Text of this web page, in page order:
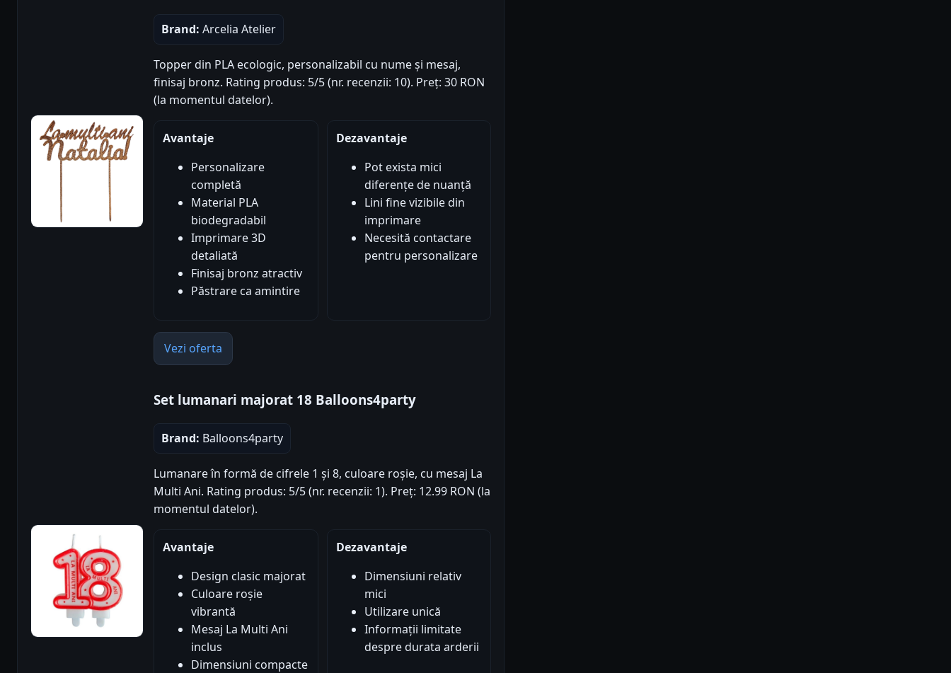
Brand: Arcelia Atelier
Topper din PLA ecologic, personalizabil cu nume și mesaj,
finisaj bronz. Rating produs: 5/5 (nr. recenzii: 10). Preț: 30 RON
(la momentul datelor).
Avantaje
Personalizare
completă
Material PLA
biodegradabil
Imprimare 3D
detaliată
Finisaj bronz atractiv
Păstrare ca amintire
Dezavantaje
Pot exista mici
diferențe de nuanță
Lini fine vizibile din
imprimare
Necesită contactare
pentru personalizare
Vezi oferta
Set lumanari majorat 18 Balloons4party
Brand: Balloons4party
Lumanare în formă de cifrele 1 și 8, culoare roșie, cu mesaj La
Multi Ani. Rating produs: 5/5 (nr. recenzii: 1). Preț: 12.99 RON (la
momentul datelor).
Avantaje
Design clasic majorat
Culoare roșie
vibrantă
Mesaj La Multi Ani
inclus
Dimensiuni compacte
Dezavantaje
Dimensiuni relativ
mici
Utilizare unică
Informații limitate
despre durata arderii